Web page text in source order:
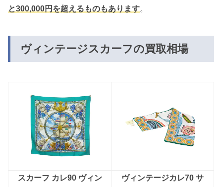
と300,000円を超えるものもあります。
ヴィンテージスカーフの買取相場
スカーフ カレ90 ヴィン
ヴィンテージカレ70 サ